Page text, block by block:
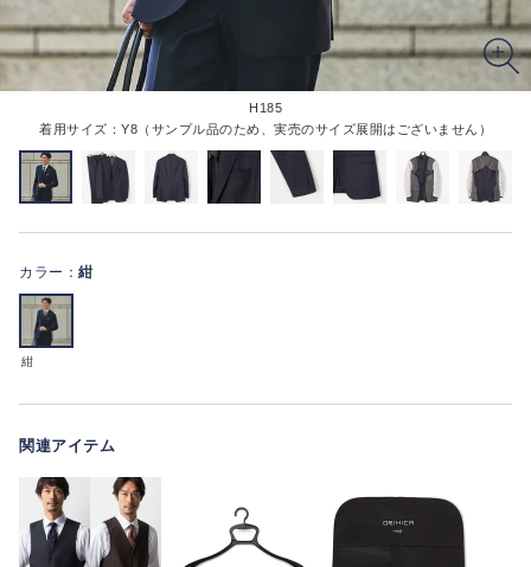
H185
着用サイズ：Y8（サンプル品のため、実売のサイズ展開はございません）
カラー： 紺
紺
関連アイテム